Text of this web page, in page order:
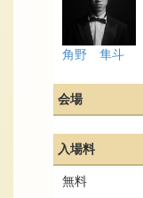
角野 隼斗
会場
入場料
無料